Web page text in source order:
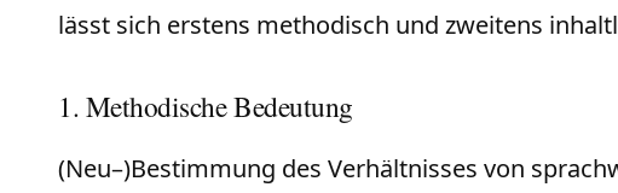
lässt sich erstens methodisch und zweitens
1. Methodische Bedeutung
(Neu–)Bestimmung des Verhältnisses von